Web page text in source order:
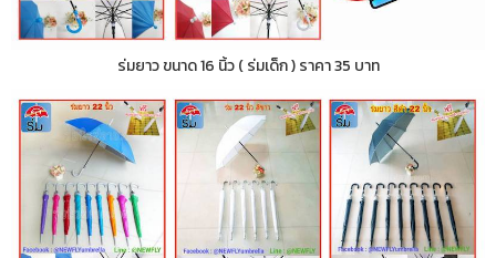
ร่มยาว ขนาด 16 นิ้ว ( ร่มเด็ก ) ราคา 35 บาท